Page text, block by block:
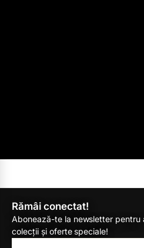
Rămâi conectat!
Abonează-te la newsletter pentru
colecții și oferte speciale!